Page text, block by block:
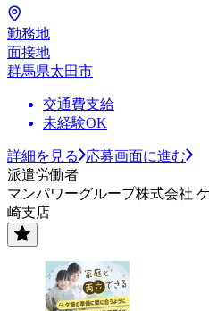
勤務地
面接地
群馬県太田市
交通費支給
未経験OK
詳細を見る
応募画面に進む
派遣労働者
マンパワーグループ株式会社
崎支店